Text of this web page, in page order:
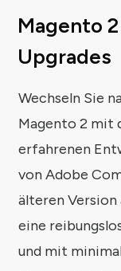
Magento
Upgrades
Wechseln Sie
Magento 2 mit
erfahrenen
von Adobe
älteren
eine
und mit